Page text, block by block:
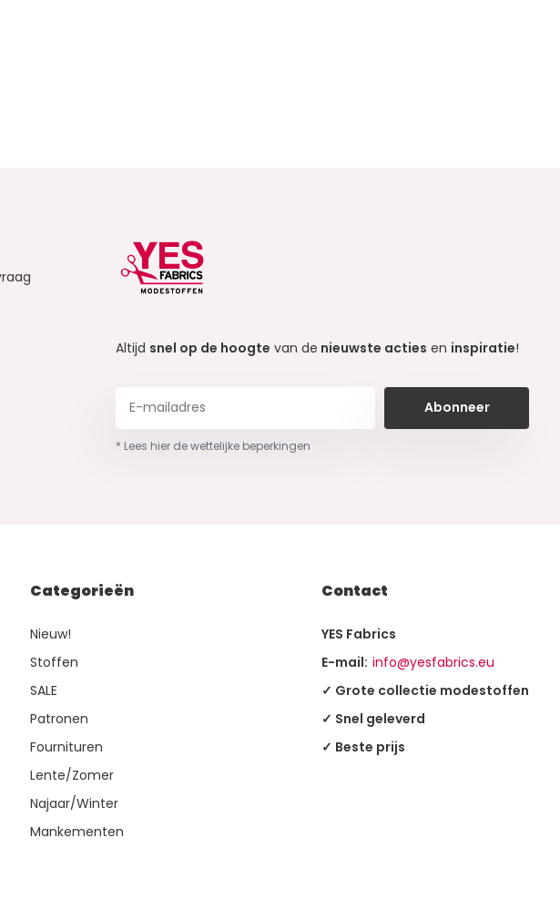
Altijd snel op de hoogte van de nieuwste acties en inspiratie!
Abonneer
* Lees hier de wettelijke beperkingen
Categorieën
Nieuw!
Stoffen
SALE
Patronen
Fournituren
Lente/Zomer
Najaar/Winter
Mankementen
Contact
YES Fabrics
E-mail: info@yesfabrics.eu
✓ Grote collectie modestoffen
✓ Snel geleverd
✓ Beste prijs